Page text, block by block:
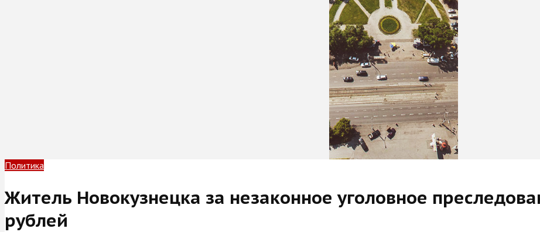
Политика
Житель Новокузнецка за незаконное уголовное
рублей